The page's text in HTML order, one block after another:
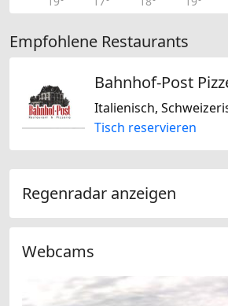
Empfohlene Restaurants
Bahnhof-Post
Italienisch,
Tisch reservieren
Regenradar anzeigen
Webcams